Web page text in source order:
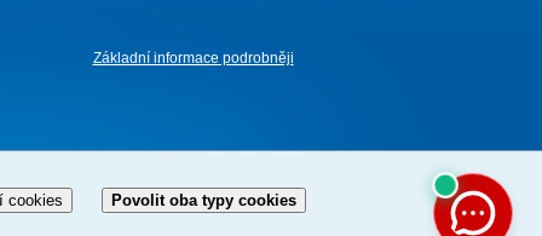
Základní informace podrobněji
cookies Povolit oba typy cookies